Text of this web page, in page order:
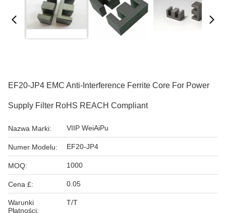
EF20-JP4 EMC Anti-Interference Ferrite Core For Power
Supply Filter RoHS REACH Compliant
Nazwa Marki: VIIP WeiAiPu
Numer Modelu: EF20-JP4
MOQ: 1000
Cena £: 0.05
Warunki
Płatności:
T/T